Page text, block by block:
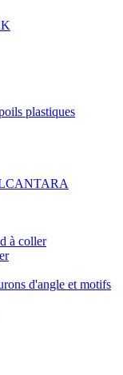
plastiques
à coller
d'angle et motifs